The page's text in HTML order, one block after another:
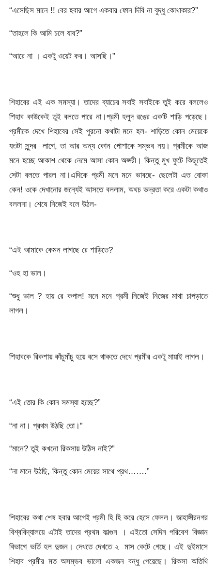
“এসেছিস মানে !! বের হবার আগে একবার ফোন দিবি না বুদ্ধু কোথাকার?”
“তাহলে কি আমি চলে যাব?”
“আরে না । একটু ওয়েট কর। আসছি।”
শিহাবের এই এক সমস্যা। তাদের ব্যাচের সবাই সবাইকে তুই করে বললেও
শিহাব কাউকেই তুই বলতে পারে না।প্রমী হলুদ রঙের একটি শাড়ি পড়েছে।
প্রমীকে দেখে শিহাবের সেই পুরনো কথাটা মনে হল- শাড়িতে কোন মেয়েকে
যতটা সুন্দর লাগে, তা আর অন্য কোন পোশাকে সম্ভব নয়। প্রমীকে আজ
মনে হচ্ছে আকাশ থেকে নেমে আসা কোন অপ্সরী। কিন্তু মুখ ফুটে কিছুতেই
সেটা বলতে পারল না।এদিকে প্রমী মনে মনে ভাবছে- ছেলেটা এত বোকা
কেন! ওকে দেখানোর জন্যেই আসতে বললাম, অথচ ভদ্রতা করে একটা কথাও
বললনা। শেষে নিজেই বলে উঠল-
“এই আমাকে কেমন লাগছে রে শাড়িতে?
“ওহ হা ভাল।
“শুধু ভাল ? হায় রে কপাল! মনে মনে প্রমী নিজেই নিজের মাথা চাপড়াতে
লাগল।
শিহাবকে রিকশায় কাঁচুমাঁচু হয়ে বসে থাকতে দেখে প্রমীর একটু মায়াই লাগল।
“এই তোর কি কোন সমস্যা হচ্ছে?”
“না না। প্রথম উঠছি তো।”
“মানে? তুই কখনো রিকসায় উঠিস নাই?”
“না মানে উঠছি, কিন্তু কোন মেয়ের সাথে প্রথ…….”
শিহাবের কথা শেষ হবার আগেই প্রমী হি হি করে হেসে ফেলল। জাহাঙ্গীরনগর
বিশ্ববিদ্যালয়ে এটাই তাদের প্রথম ফাল্গুন । এইতো সেদিন পরিবেশ বিজ্ঞান
বিভাগে ভর্তি হল দুজন। দেখতে দেখতে ২ মাস কেটে গেছে। এই দুইমাসে
শিহাব প্রমীর মত অসম্ভব ভালো একজন বন্ধু পেয়েছে। রিকসা অতিথি